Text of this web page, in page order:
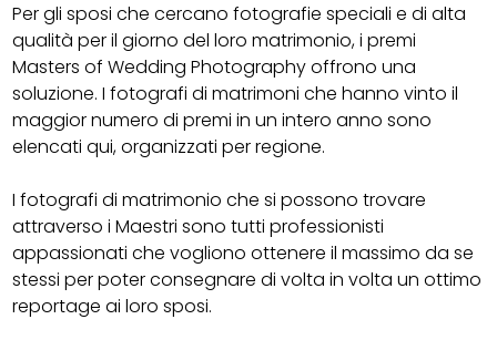
Per gli sposi che cercano fotografie speciali e di alta
qualità per il giorno del loro matrimonio, i premi
Masters of Wedding Photography offrono una
soluzione. I fotografi di matrimoni che hanno vinto il
maggior numero di premi in un intero anno sono
elencati qui, organizzati per regione.
I fotografi di matrimonio che si possono trovare
attraverso i Maestri sono tutti professionisti
appassionati che vogliono ottenere il massimo da se
stessi per poter consegnare di volta in volta un ottimo
reportage ai loro sposi.